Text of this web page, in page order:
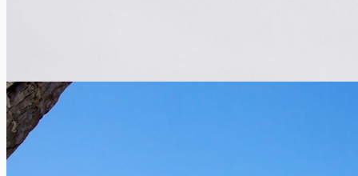
Assistance automobile: alliance RAC, VHD et Europ Assistance
Xavier Van Caneghem
RAC, VHD et Europ Assistance s’allient pour proposer à leurs